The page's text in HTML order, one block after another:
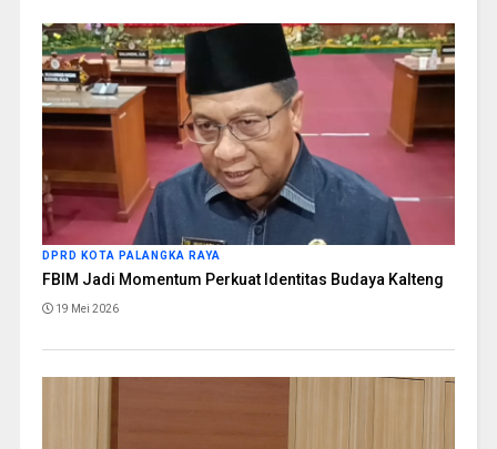
DPRD KOTA PALANGKA RAYA
FBIM Jadi Momentum Perkuat Identitas Budaya Kalteng
19 Mei 2026